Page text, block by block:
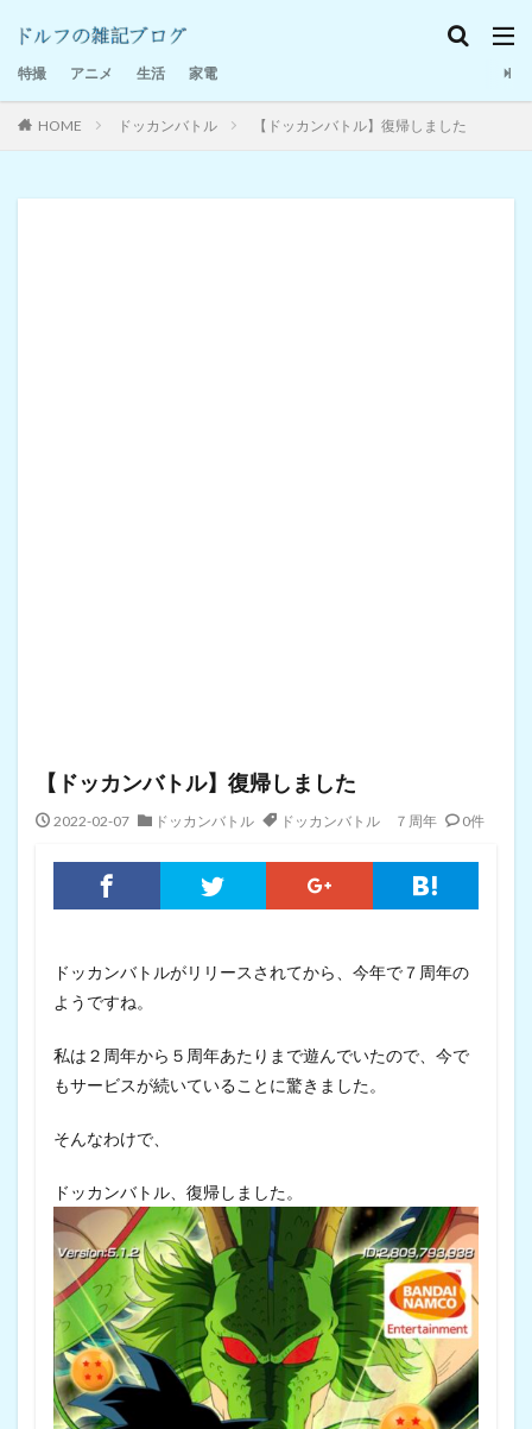
特撮 アニメ 生活 家電
HOME ドッカンバトル 【ドッカンバトル】復帰しました
【ドッカンバトル】復帰しました
2022-02-07 ドッカンバトル ドッカンバトル ７周年 0件
ドッカンバトルがリリースされてから、今年で７周年の
ようですね。
私は２周年から５周年あたりまで遊んでいたので、今で
もサービスが続いていることに驚きました。
そんなわけで、
ドッカンバトル、復帰しました。